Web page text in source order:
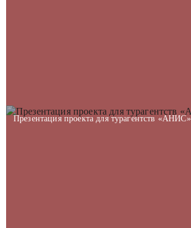
Презентация проекта для турагентств «АНИС»